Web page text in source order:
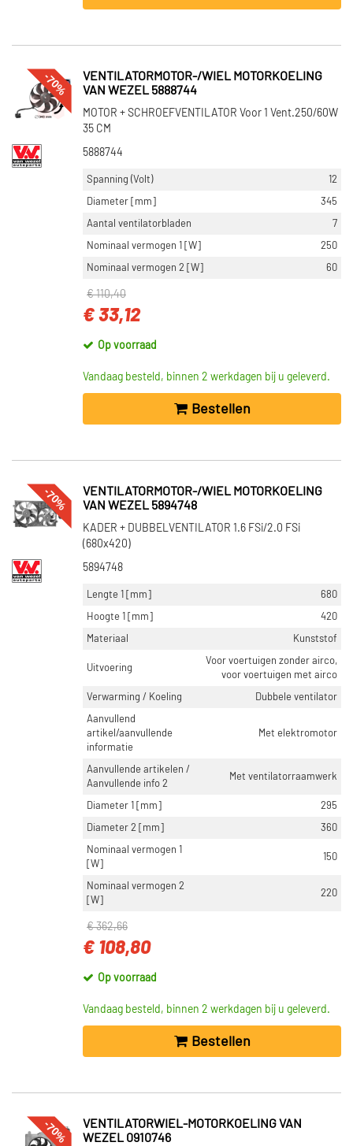
-70%
VENTILATORMOTOR-/WIEL MOTORKOELING
VAN WEZEL 5888744
MOTOR + SCHROEFVENTILATOR Voor 1 Vent.250/60W
35 CM
5888744
Spanning (Volt)
12
Diameter [mm]
345
Aantal ventilatorbladen
7
Nominaal vermogen 1 [W]
250
Nominaal vermogen 2 [W]
60
€ 110,40
€ 33,12
Op voorraad
Vandaag besteld, binnen 2 werkdagen bij u geleverd.
Bestellen
-70%
VENTILATORMOTOR-/WIEL MOTORKOELING
VAN WEZEL 5894748
KADER + DUBBELVENTILATOR 1.6 FSi/2.0 FSi
(680x420)
5894748
Lengte 1 [mm]
680
Hoogte 1 [mm]
420
Materiaal
Kunststof
Uitvoering
Voor voertuigen zonder airco,
voor voertuigen met airco
Verwarming / Koeling
Dubbele ventilator
Aanvullend
artikel/aanvullende
informatie
Met elektromotor
Aanvullende artikelen /
Aanvullende info 2
Met ventilatorraamwerk
Diameter 1 [mm]
295
Diameter 2 [mm]
360
Nominaal vermogen 1
[W]
150
Nominaal vermogen 2
[W]
220
€ 362,66
€ 108,80
Op voorraad
Vandaag besteld, binnen 2 werkdagen bij u geleverd.
Bestellen
-70%
VENTILATORWIEL-MOTORKOELING VAN
WEZEL 0910746